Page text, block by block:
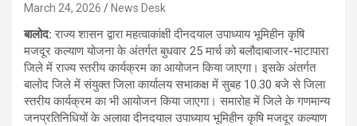
March 24, 2026 News Desk
बालोद: राज्य शासन द्वारा महत्वाकांक्षी दीनदयाल उपाध्याय भूमिहीन कृषि
मजदूर कल्याण योजना के अंतर्गत बुधवार 25 मार्च को बलौदाबाजार-भाटापारा
जिले में राज्य स्तरीय कार्यक्रम का आयोजन किया जाएगा। इसके अंतर्गत
बालोद जिले में संयुक्त जिला कार्यालय सभाकक्ष में सुबह 10.30 बजे से जिला
स्तरीय कार्यक्रम का भी आयोजन किया जाएगा। समारोह में जिले के गणमान्य
जनप्रतिनिधियों के अलावा दीनदयाल उपाध्याय भूमिहीन कृषि मजदूर कल्याण